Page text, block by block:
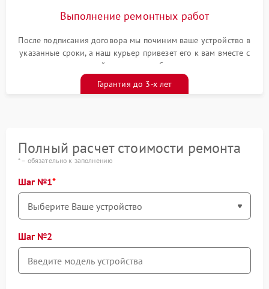
Выполнение ремонтных работ
После подписания договора мы починим ваше устройство в
указанные сроки, а наш курьер привезет его к вам вместе с
гарантийным талоном бесплатно
Гарантия до 3-х лет
Полный расчет стоимости ремонта
* – обязательно к заполнению
Шаг №1
Шаг №2